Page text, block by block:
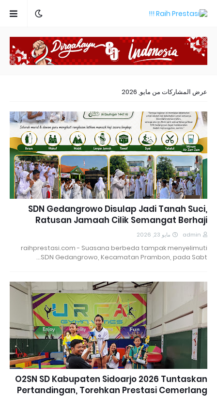
عرض المشاركات من مايو, 2026
SDN Gedangrowo Disulap Jadi Tanah Suci,
Ratusan Jamaah Cilik Semangat Berhaji
admin مايو 23, 2026
raihprestasi.com - Suasana berbeda tampak menyelimuti
SDN Gedangrowo, Kecamatan Prambon, pada Sabt…
O2SN SD Kabupaten Sidoarjo 2026 Tuntaskan
Pertandingan, Torehkan Prestasi Cemerlang